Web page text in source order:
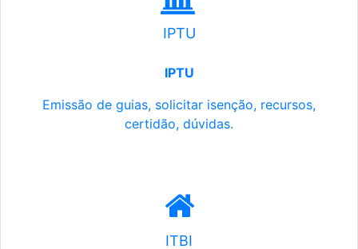
IPTU
IPTU
Emissão de guias, solicitar isenção, recursos,
certidão, dúvidas.
ITBI